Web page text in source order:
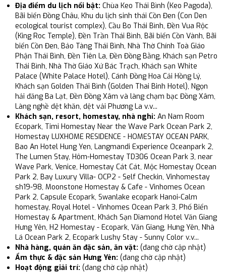
Địa điểm du lịch nổi bật: Chùa Keo Thái Bình (Keo Pagoda),
Bãi biển Đồng Châu, Khu du lịch sinh thái Cồn Đen (Con Den
ecological tourist complex), Cầu Bo Thái Bình, Đền Vua Rộc
(King Roc Temple), Đền Trần Thái Bình, Bãi biển Cồn Vành, Bãi
biển Cồn Đen, Bảo Tàng Thái Bình, Nhà Thờ Chính Toà Giáo
Phận Thái Bình, Đền Tiên La, Đền Đồng Bằng, Khách sạn Petro
Thái Bình, Nhà Thờ Giáo Xứ Bác Trạch, Khách sạn White
Palace (White Palace Hotel), Cánh Đồng Hoa Cải Hồng Lý,
Khách sạn Golden Thái Bình (Golden Thai Binh Hotel), Ngọn
hải đăng Ba Lạt, Đền Đồng Xâm và làng chạm bạc Đồng Xâm,
Làng nghề dệt khăn, dệt vải Phương La v.v...
Khách sạn, resort, homestay, nhà nghỉ: An Nam Room
Ecopark, Timi Homestay Near the Wave Park Ocean Park 2,
Homestay LUXHOME RESIDENCE - HOMESTAY OCEAN PARK,
Bao An Hotel Hung Yen, Langmandi Experience Oceanpark 2,
The Lumen Stay, Hôm-Homestay TD306 Ocean Park 3, near
Wave Park, Venice, Homestay Cát Cát, Mộc Homestay Ocean
Park 2, Bay Luxury Villa- OCP2 - Self Checkin, Vinhomestay
sh19-98, Moonstone Homestay & Cafe - Vinhomes Ocean
Park 2, Capsule Ecopark, Swanlake ecopark Hanoi-Calm
homestay, Royal Hotel - Vinhomes Ocean Park 3, Phố Biển
Homestay & Apartment, Khách Sạn Diamond Hotel Văn Giang
Hưng Yên, H2 Homestay - Ecopark, Văn Giang, Hưng Yên, Nhà
Lá Ocean Park 2, Ecopark Lushy Stay - Sunny Color v.v...
Nhà hàng, quán ăn đặc sản, ăn vặt: (đang chờ cập nhật)
Ẩm thực & đặc sản Hưng Yên: (đang chờ cập nhật)
Hoạt động giải trí: (đang chờ cập nhật)